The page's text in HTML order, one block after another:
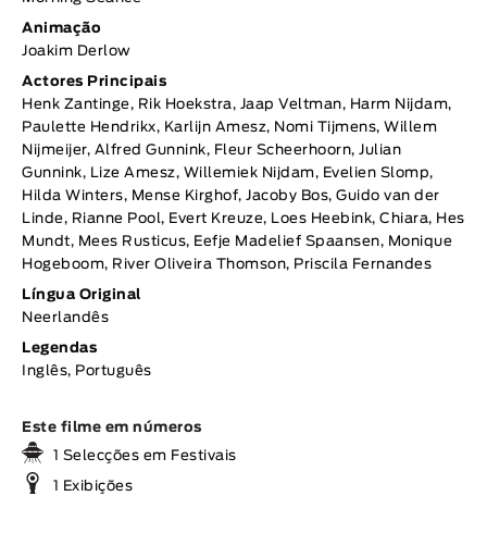
Animação
Joakim Derlow
Actores Principais
Henk Zantinge, Rik Hoekstra, Jaap Veltman, Harm Nijdam,
Paulette Hendrikx, Karlijn Amesz, Nomi Tijmens, Willem
Nijmeijer, Alfred Gunnink, Fleur Scheerhoorn, Julian
Gunnink, Lize Amesz, Willemiek Nijdam, Evelien Slomp,
Hilda Winters, Mense Kirghof, Jacoby Bos, Guido van der
Linde, Rianne Pool, Evert Kreuze, Loes Heebink, Chiara, Hes
Mundt, Mees Rusticus, Eefje Madelief Spaansen, Monique
Hogeboom, River Oliveira Thomson, Priscila Fernandes
Língua Original
Neerlandês
Legendas
Inglês, Português
Este filme em números
1 Selecções em Festivais
1 Exibições